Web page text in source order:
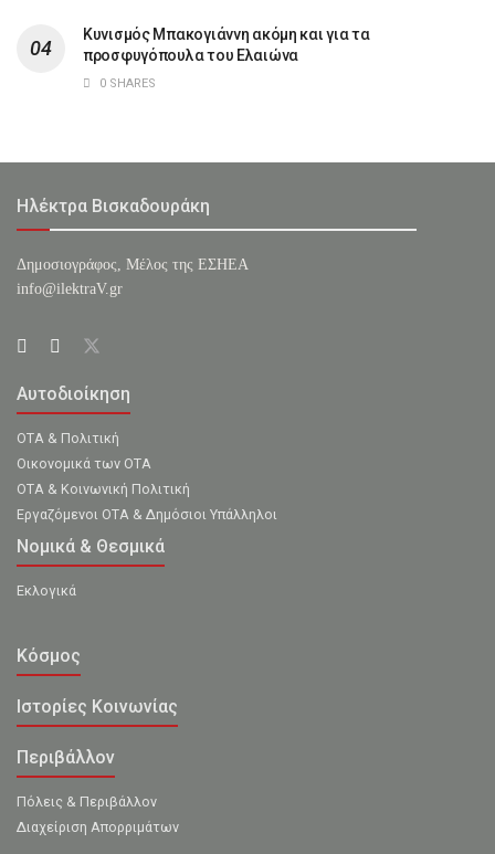
Κυνισμός Μπακογιάννη ακόμη και για τα
προσφυγόπουλα του Ελαιώνα
0 SHARES
Ηλέκτρα Βισκαδουράκη
Δημοσιογράφος, Μέλος της ΕΣHΕΑ
info@ilektraV.gr
Αυτοδιοίκηση
ΟΤΑ & Πολιτική
Οικονομικά των ΟΤΑ
ΟΤΑ & Κοινωνική Πολιτική
Εργαζόμενοι ΟΤΑ & Δημόσιοι Υπάλληλοι
Νομικά & Θεσμικά
Εκλογικά
Κόσμος
Ιστορίες Κοινωνίας
Περιβάλλον
Πόλεις & Περιβάλλον
Διαχείριση Απορριμάτων